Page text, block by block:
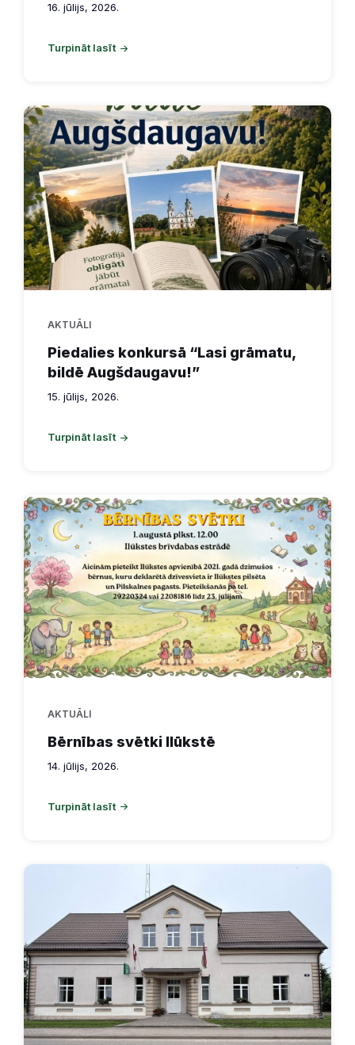
16. jūlijs, 2026.
Turpināt lasīt
AKTUĀLI
Piedalies konkursā “Lasi grāmatu,
bildē Augšdaugavu!”
15. jūlijs, 2026.
Turpināt lasīt
AKTUĀLI
Bērnības svētki Ilūkstē
14. jūlijs, 2026.
Turpināt lasīt